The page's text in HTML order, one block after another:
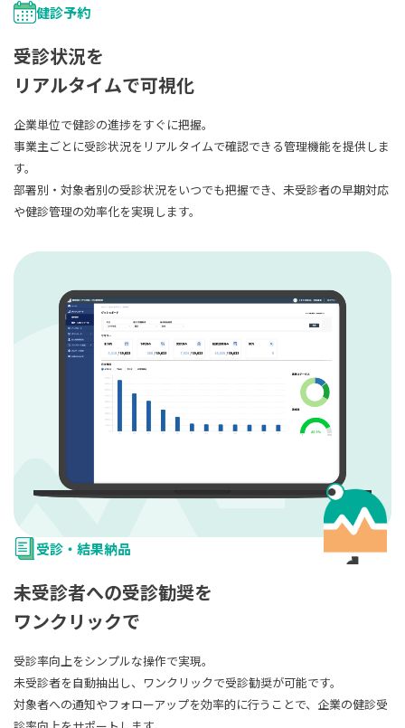
健診予約
受診状況を
リアルタイムで可視化
企業単位で健診の進捗をすぐに把握。
事業主ごとに受診状況をリアルタイムで確認できる管理機能を提供しま
す。
部署別・対象者別の受診状況をいつでも把握でき、未受診者の早期対応
や健診管理の効率化を実現します。
受診・結果納品
未受診者への受診勧奨を
ワンクリックで
受診率向上をシンプルな操作で実現。
未受診者を自動抽出し、ワンクリックで受診勧奨が可能です。
対象者への通知やフォローアップを効率的に行うことで、企業の健診受